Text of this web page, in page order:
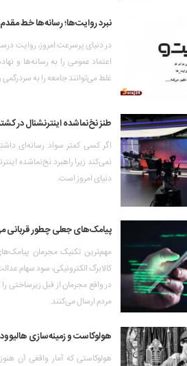
نبرد روایت‌ها؛ رسانه‌ها خط
در دنیای پرسرعت امروز، روایت
اعتماد عمومی را به رسانه‌ها و
غلط می‌توانند جامعه را به
طنز نخ‌نماشده اینترنشنال در
اگر کسی کمتر سواد رسانه‌ای
نمی‌کند زیرا راهبرد نخ‌نماشده
دنیای امروز است.
پیامک‌های جعلی چطور قربانی
مهم‌ترین تکنیک مجرمان
کالابرگ الکترونیکی، سود سهام
در واقع مجرمان از قبل زیرساختی
مردم ارسال می‌کنند.
هولوکاست و زمینه‌سازی
هولوکاستی که آمار واقعی آن